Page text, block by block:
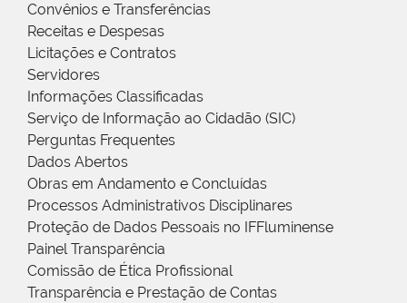
Convênios e Transferências
Receitas e Despesas
Licitações e Contratos
Servidores
Informações Classificadas
Serviço de Informação ao Cidadão (SIC)
Perguntas Frequentes
Dados Abertos
Obras em Andamento e Concluídas
Processos Administrativos Disciplinares
Proteção de Dados Pessoais no IFFluminense
Painel Transparência
Comissão de Ética Profissional
Transparência e Prestação de Contas